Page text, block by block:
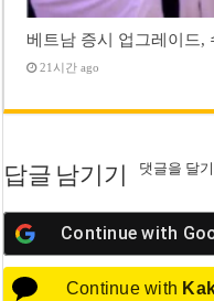
베트남 증시 업그레이드
21시간 ago
답글 남기기 댓글을 달
Continue with
Continue with